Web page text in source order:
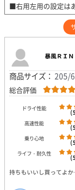
■右用左用の設定は
暴風ＲＩ
商品サイズ： 205/
総合評価
ドライ性能
高速性能
乗り心地
ライフ・耐久性
持ちもいいし買ってよか